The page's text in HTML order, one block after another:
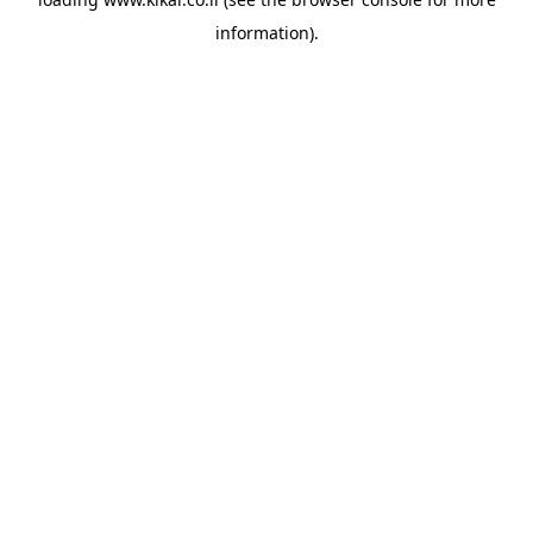
information).